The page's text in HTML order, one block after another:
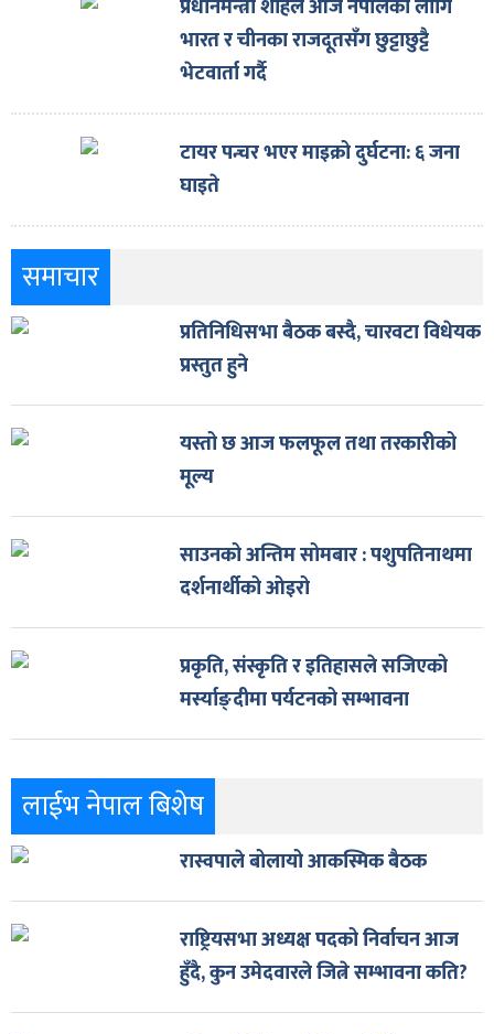
प्रधानमन्त्री शाहले आज नेपालका लागि
भारत र चीनका राजदूतसँग छुट्टाछुट्टै
भेटवार्ता गर्दै
टायर पन्चर भएर माइक्रो दुर्घटना: ६ जना
घाइते
समाचार
प्रतिनिधिसभा बैठक बस्दै, चारवटा विधेयक
प्रस्तुत हुने
यस्तो छ आज फलफूल तथा तरकारीको
मूल्य
साउनको अन्तिम सोमबार : पशुपतिनाथमा
दर्शनार्थीको ओइरो
प्रकृति, संस्कृति र इतिहासले सजिएको
मर्स्याङ्दीमा पर्यटनको सम्भावना
लाईभ नेपाल बिशेष
रास्वपाले बोलायो आकस्मिक बैठक
राष्ट्रियसभा अध्यक्ष पदको निर्वाचन आज
हुँदै, कुन उमेदवारले जित्ने सम्भावना कति?